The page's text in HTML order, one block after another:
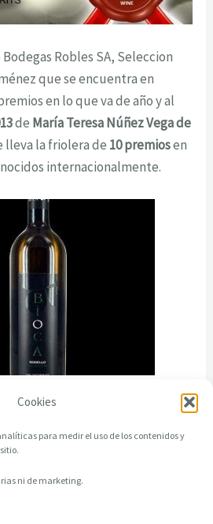
Cookies
para medir el uso de los contenidos y
ni de marketing.
Robles SA, Seleccion
que se encuentra en
en lo que va de año y al
de María Teresa Núñez Vega de
lleva la friolera de 10 premiosen
internacionalmente.